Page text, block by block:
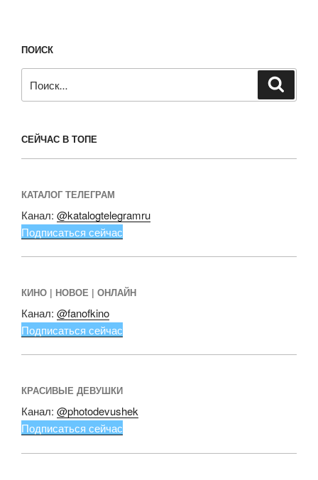
ПОИСК
СЕЙЧАС В ТОПЕ
КАТАЛОГ ТЕЛЕГРАМ
Канал: @katalogtelegramru
Подписаться сейчас
КИНО | НОВОЕ | ОНЛАЙН
Канал: @fanofkino
Подписаться сейчас
КРАСИВЫЕ ДЕВУШКИ
Канал: @photodevushek
Подписаться сейчас